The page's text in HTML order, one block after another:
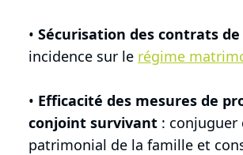
• Sécurisation des contrats
incidence sur le régime
• Efficacité des mesures de
conjoint survivant : conjuguer
patrimonial de la famille et